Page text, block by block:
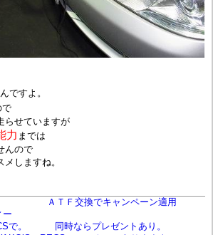
ですよ。
らせていますが
力 までは
んので
メしますね。
ＡＴＦ交換でキャンペーン適用
で。 同時ならプレゼントあり。